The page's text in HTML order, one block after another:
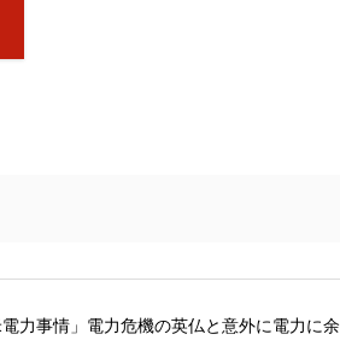
電力事情」電力危機の英仏と意外に電力に余